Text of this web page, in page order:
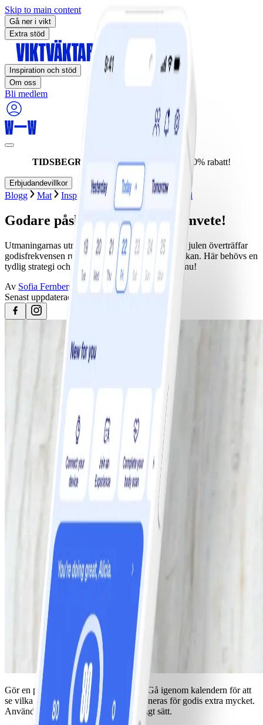
Skip to main content
Gå ner i vikt
Extra stöd
Inspiration och stöd
Om oss
Bli medlem
TIDSBEGRÄNSAT ERBJUDANDE: 60% rabatt!
Erbjudandevillkor
Blogg Mat Inspiration Snacks och mellanmål
Godare påskgodis med gott samvete!
Utmaningarnas utmaning står för dörren. Inte ens julen överträffar
godisfrekvensen runt omkring oss under påskveckan. Här behövs en
tydlig strategi och det är hög tid att tänka på den nu!
Av Sofia Fernberg
Senast uppdaterad
Gör en plan redan veckan innan påsk. Gå igenom kalendern för att
se vilka tillfällen som du kommer exponeras för godis extra mycket.
Använd din veckobonus på ett förnuftigt sätt.